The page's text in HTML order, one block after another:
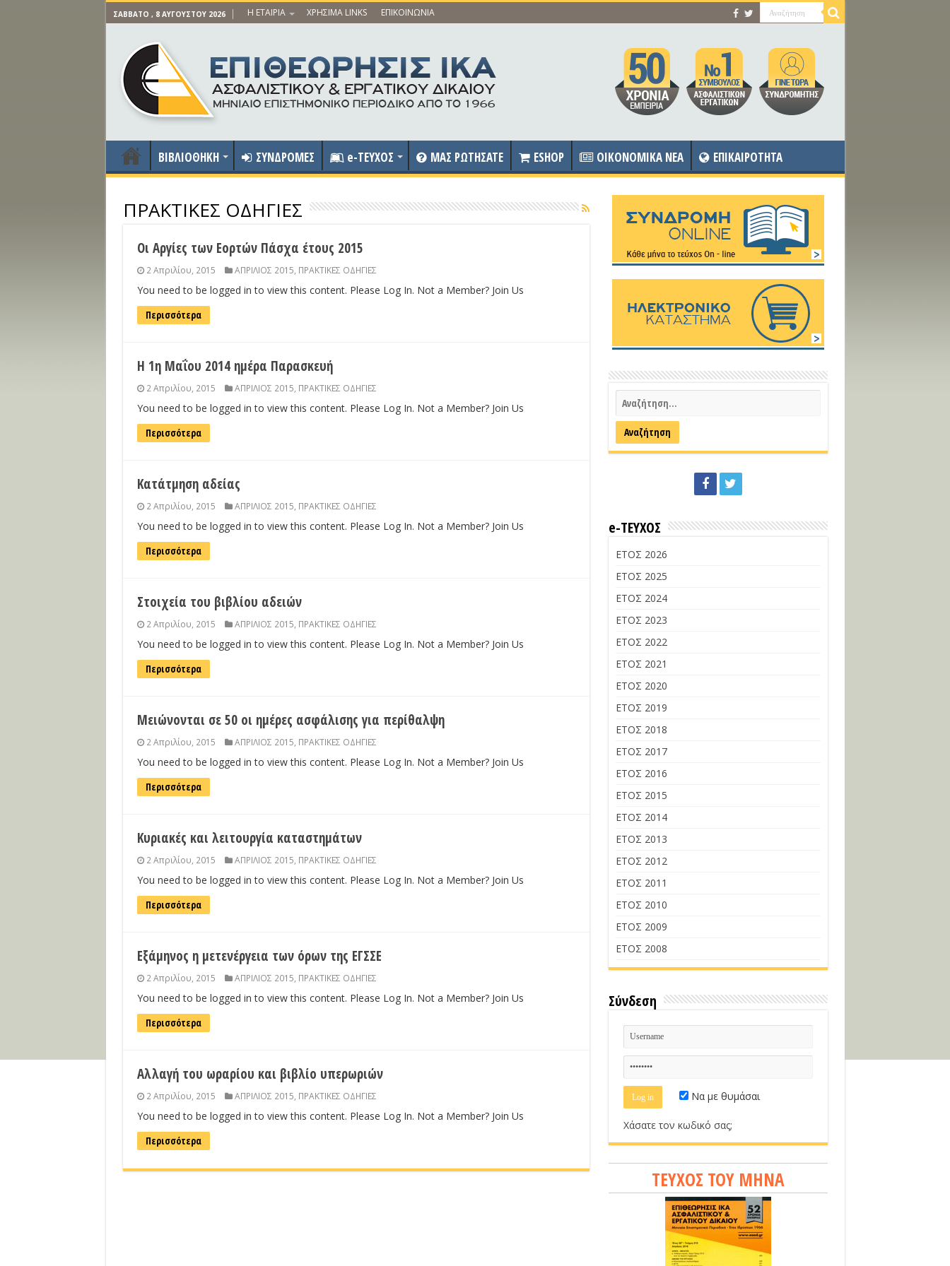
ΣΆΒΒΑΤΟ , 8 ΑΥΓΟΎΣΤΟΥ 2026 Η ΕΤΑΙΡΙΑ ΧΡΗΣΙΜΑ LINKS ΕΠΙΚΟΙΝΩΝΙΑ
ΒΙΒΛΙΟΘΗΚΗ ΣΥΝΔΡΟΜΕΣ e-ΤΕΥΧΟΣ ΜΑΣ ΡΩΤΗΣΑΤΕ ESHOP OIKONOMIKA NEA ΕΠΙΚΑΙΡΟΤΗΤΑ
ΠΡΑΚΤΙΚΕΣ ΟΔΗΓΙΕΣ
Οι Αργίες των Εορτών Πάσχα έτους 2015
2 Απριλίου, 2015 ΑΠΡΙΛΙΟΣ 2015 ΠΡΑΚΤΙΚΕΣ ΟΔΗΓΙΕΣ
You need to be logged in to view this content. Please Log In. Not a Member? Join Us
Περισσότερα
Η 1η Μαΐου 2014 ημέρα Παρασκευή
2 Απριλίου, 2015 ΑΠΡΙΛΙΟΣ 2015 ΠΡΑΚΤΙΚΕΣ ΟΔΗΓΙΕΣ
You need to be logged in to view this content. Please Log In. Not a Member? Join Us
Περισσότερα
Κατάτμηση αδείας
2 Απριλίου, 2015 ΑΠΡΙΛΙΟΣ 2015 ΠΡΑΚΤΙΚΕΣ ΟΔΗΓΙΕΣ
You need to be logged in to view this content. Please Log In. Not a Member? Join Us
Περισσότερα
Στοιχεία του βιβλίου αδειών
2 Απριλίου, 2015 ΑΠΡΙΛΙΟΣ 2015 ΠΡΑΚΤΙΚΕΣ ΟΔΗΓΙΕΣ
You need to be logged in to view this content. Please Log In. Not a Member? Join Us
Περισσότερα
Μειώνονται σε 50 οι ημέρες ασφάλισης για περίθαλψη
2 Απριλίου, 2015 ΑΠΡΙΛΙΟΣ 2015 ΠΡΑΚΤΙΚΕΣ ΟΔΗΓΙΕΣ
You need to be logged in to view this content. Please Log In. Not a Member? Join Us
Περισσότερα
Κυριακές και λειτουργία καταστημάτων
2 Απριλίου, 2015 ΑΠΡΙΛΙΟΣ 2015 ΠΡΑΚΤΙΚΕΣ ΟΔΗΓΙΕΣ
You need to be logged in to view this content. Please Log In. Not a Member? Join Us
Περισσότερα
Εξάμηνος η μετενέργεια των όρων της ΕΓΣΣΕ
2 Απριλίου, 2015 ΑΠΡΙΛΙΟΣ 2015 ΠΡΑΚΤΙΚΕΣ ΟΔΗΓΙΕΣ
You need to be logged in to view this content. Please Log In. Not a Member? Join Us
Περισσότερα
Αλλαγή του ωραρίου και βιβλίο υπερωριών
2 Απριλίου, 2015 ΑΠΡΙΛΙΟΣ 2015 ΠΡΑΚΤΙΚΕΣ ΟΔΗΓΙΕΣ
You need to be logged in to view this content. Please Log In. Not a Member? Join Us
Περισσότερα
e-ΤΕΥΧΟΣ
ΕΤΟΣ 2026
ΕΤΟΣ 2025
ΕΤΟΣ 2024
ΕΤΟΣ 2023
ΕΤΟΣ 2022
ΕΤΟΣ 2021
ΕΤΟΣ 2020
ΕΤΟΣ 2019
ΕΤΟΣ 2018
ΕΤΟΣ 2017
ΕΤΟΣ 2016
ΕΤΟΣ 2015
ΕΤΟΣ 2014
ΕΤΟΣ 2013
ΕΤΟΣ 2012
ΕΤΟΣ 2011
ΕΤΟΣ 2010
ΕΤΟΣ 2009
ΕΤΟΣ 2008
Σύνδεση
Να με θυμάσαι
Χάσατε τον κωδικό σας;
ΤΕΥΧΟΣ ΤΟΥ ΜΗΝΑ